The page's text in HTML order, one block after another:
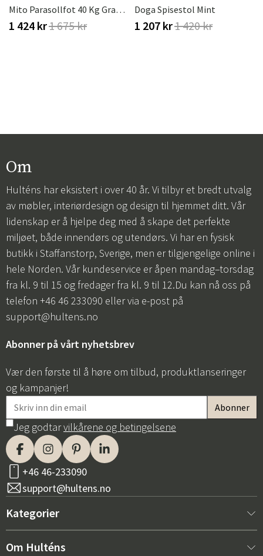
Mito Parasollfot 40 Kg Granitt Brafab
1 424 kr1 675 kr
Doga Spisestol Mint
1 207 kr1 420 kr
Om
Hulténs har eksistert i over 40 år. Vi tilbyr et bredt utvalg
av møbler, interiørdesign og design til hjemmet ditt. Vår
lidenskap er å hjelpe deg med å skape det perfekte
miljøet, både innendørs og utendørs. Vi har en fysisk
butikk i Staffanstorp, Sverige, men er tilgjengelige online i
hele Norden. Vår kundeservice er åpen mandag–torsdag
fra kl. 9 til 15 og fredager fra kl. 9 til 12.Du kan nå oss på
telefon +46 46 233090 eller via e-post på
support@hultens.no
Abonner på vårt nyhetsbrev
Vær den første til å høre om tilbud, produktlanseringer
og kampanjer!
Jeg godtarvilkårene og betingelsene
+46 46-233090
support@hultens.no
Kategorier
Nytt hos oss
Om Hulténs